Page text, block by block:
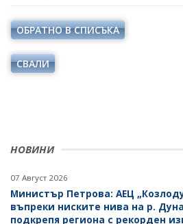
НОВИНИ
07 Август 2026
Министър Петрова: АЕЦ
въпреки ниските нива на р.
подкрепя региона с рекорден
БЮДЖЕТ
ОТКРИТО УПРАВЛЕНИЕ
КОНКУРСИ ЗА ИЗБОР НА
ЕНЕРГИЙНИТЕ ДРУЖЕСТВА
НАРЕДБИ
ПОСТАНОВЛЕНИЯ
ВРЪЗКИ
ИНСТИТУЦИИ
ВТОРОСТЕПЕННИ
БГ ПРЕДСЕДАТЕЛСТВО НА
ОБРАТНО В СПИСЪКА
СВАЛИ